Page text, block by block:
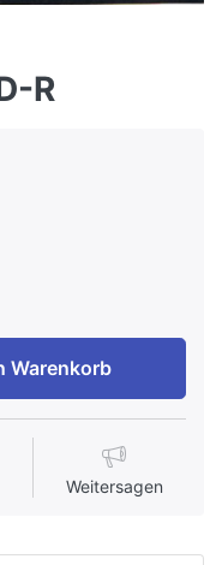
R
Warenkorb
Weitersagen